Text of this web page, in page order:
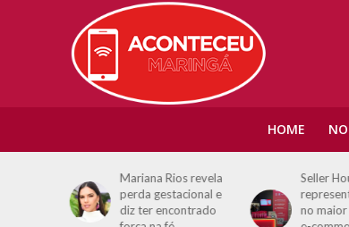
HOME
Mariana Rios revela
perda gestacional e
diz ter encontrado
Seller
no